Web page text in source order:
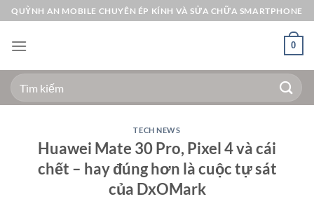
Bỏ
qua
nội
QUỲNH AN MOBILE CHUYÊN ÉP KÍNH VÀ SỬA CHỮA SMARTPHONE
0
Tìm
kiếm:
TECH NEWS
Huawei Mate 30 Pro, Pixel 4 và cái
chết – hay đúng hơn là cuộc tự sát
của DxOMark